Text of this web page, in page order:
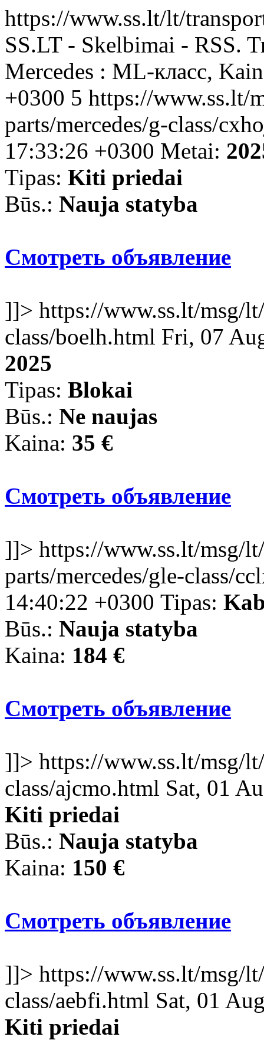
https://www.ss.lt/lt/
SS.LT - Skelbimai - RSS.
Mercedes : ML-класс,
+0300 5 https://www.ss.lt/
parts/mercedes/g-class/
17:33:26 +0300 Metai:
Tipas: Kiti priedai
Būs.: Nauja statyba
Смотреть объявление
]]> https://www.ss.lt/msg/
class/boelh.html Fri, 07
2025
Tipas: Blokai
Būs.: Ne naujas
Kaina: 35 €
Смотреть объявление
]]> https://www.ss.lt/msg/
parts/mercedes/gle-class/
14:40:22 +0300 Tipas:
Būs.: Nauja statyba
Kaina: 184 €
Смотреть объявление
]]> https://www.ss.lt/msg/
class/ajcmo.html Sat, 01
Kiti priedai
Būs.: Nauja statyba
Kaina: 150 €
Смотреть объявление
]]> https://www.ss.lt/msg/
class/aebfi.html Sat, 01
Kiti priedai